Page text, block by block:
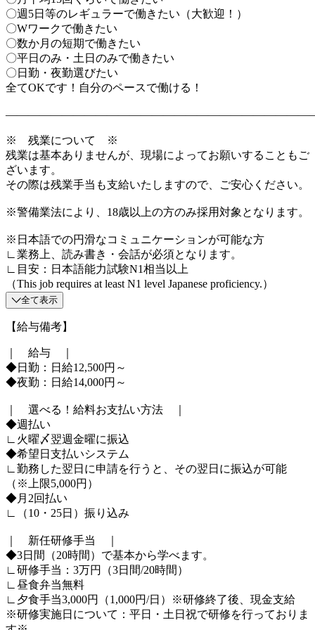
〇週5日等のレギュラーで働きたい（大歓迎！）
〇Wワークで働きたい
〇数か月の短期で働きたい
〇平日のみ・土日のみで働きたい
〇日勤・夜勤選びたい
全てOKです！自分のペースで働ける！
※ 残業について ※
残業は基本ありませんが、現場によってお願いすることもご
ざいます。
その際は残業手当も支給いたしますので、ご安心ください。
※警備業法により、18歳以上の方のみ採用対象となります。
※日本語での円滑なコミュニケーションが可能な方
∟業務上、読み書き・会話が必須となります。
∟目安：日本語能力試験N1相当以上
（This job requires at least N1 level Japanese proficiency.）
全て表示
【給与備考】
｜ 給与 ｜
◆日勤：日給12,500円～
◆夜勤：日給14,000円～
｜ 選べる！給料お支払い方法 ｜
◆週払い
∟火曜〆翌週金曜に振込
◆希望日支払いシステム
∟勤務した翌日に申請を行うと、その翌日に振込が可能
（※上限5,000円）
◆月2回払い
∟（10・25日）振り込み
｜ 新任研修手当 ｜
◆3日間（20時間）で基本から学べます。
∟研修手当：3万円（3日間/20時間）
∟昼食弁当無料
∟夕食手当3,000円（1,000円/日）※研修終了後、現金支給
※研修実施日について：平日・土日祝で研修を行っておりま